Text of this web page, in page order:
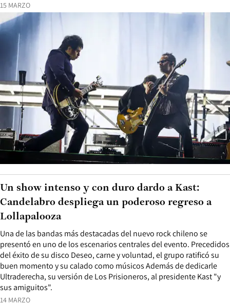
15 MARZO
14 MARZO
Una de las bandas más destacadas del nuevo rock chileno se
presentó en uno de los escenarios centrales del evento. Precedidos
del éxito de su disco Deseo, carne y voluntad, el grupo ratificó su
buen momento y su calado como músicos Además de dedicarle
Ultraderecha, su versión de Los Prisioneros, al presidente Kast "y
sus amiguitos".
Un show intenso y con duro dardo a Kast:
Candelabro despliega un poderoso regreso a
Lollapalooza